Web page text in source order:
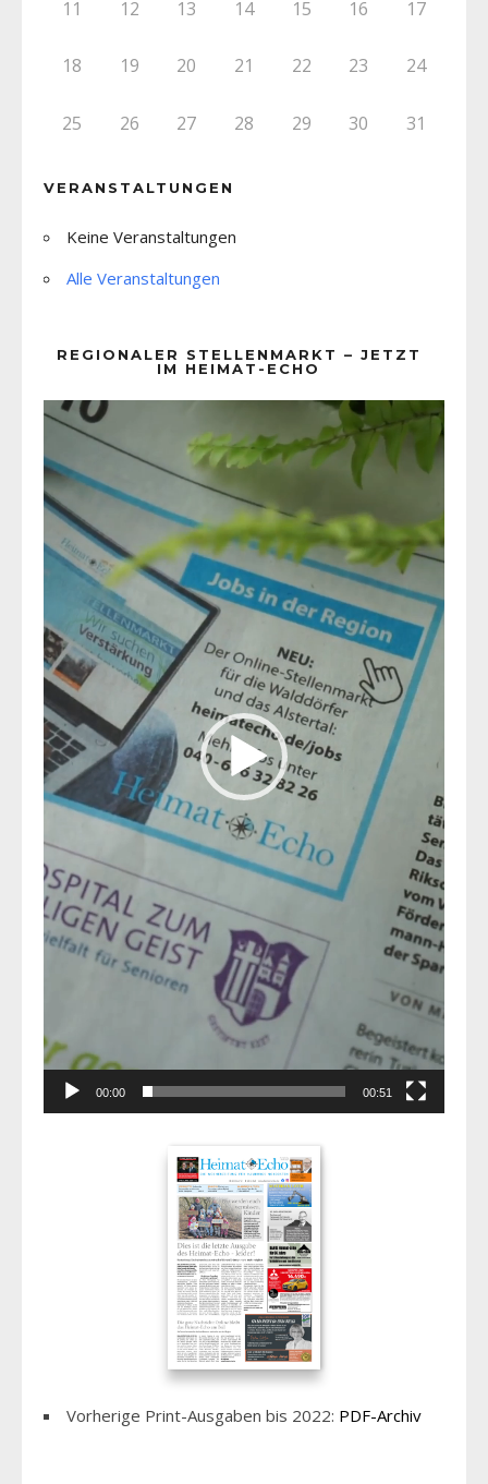
11 12 13 14 15 16 17
18 19 20 21 22 23 24
25 26 27 28 29 30 31
VERANSTALTUNGEN
Keine Veranstaltungen
Alle Veranstaltungen
REGIONALER STELLENMARKT – JETZT
IM HEIMAT-ECHO
Player
00:00 00:51
Vorherige Print-Ausgaben bis 2022: PDF-Archiv